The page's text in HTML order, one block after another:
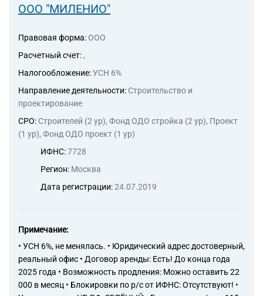
ООО "МИЛЕНИО"
Правовая форма: ООО
Расчетный счет: ,
Налогообложение:УСН 6%
Направление деятельности: Строительство и
проектирование
СРО: Строителей (2 ур), Фонд ОДО стройка (2 ур), Проект
(1 ур), Фонд ОДО проект (1 ур)
ИФНС:7728
Регион: Москва
Дата регистрации:24.07.2019
Примечание:
• УСН 6%, не менялась. • Юридический адрес достоверный,
реальный офис • Договор аренды: Есть! До конца года
2025 года • Возможность продления: Можно оставить 22
000 в месяц • Блокировки по р/с от ИФНС: Отсутствуют! •